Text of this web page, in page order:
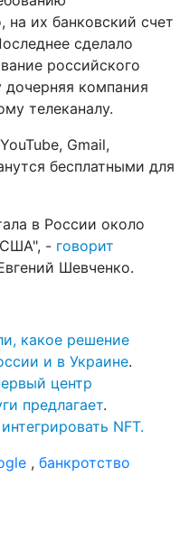
их банковский счет
сделало
российского
компания
телеканалу.
Gmail,
бесплатными для
в России около
США", - говорит
Шевченко.
какое решение
и в Украине.
центр
предлагает.
NFT.
, банкротство